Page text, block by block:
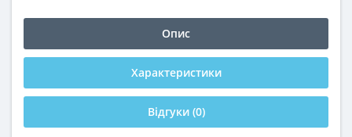
Опис
Характеристики
Відгуки (0)